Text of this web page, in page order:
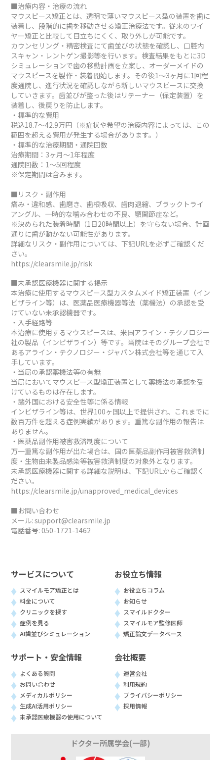
■治療内容・治療の流れ
マウスピース矯正とは、透明で薄いマウスピース型の装置を歯に
装着し、段階的に歯を移動させる矯正治療法です。従来のワイ
ヤー矯正と比較して目立ちにくく、取り外しが可能です。
カウンセリング・精密検査にて歯並びの状態を確認し、口腔内
スキャン・レントゲン撮影等を行います。検査結果をもとに3D
シミュレーションで歯の移動計画を立案し、オーダーメイドの
マウスピースを製作・装着開始します。その後1～3ヶ月に1回程
度通院し、進行状況を確認しながら新しいマウスピースに交換
していきます。歯並びが整った後はリテーナー（保定装置）を
装着し、後戻りを防止します。
・標準的な費用
税込18.7～42.9万円（※症状や希望の治療内容によっては、この
範囲を超える費用が発生する場合があります。）
・標準的な治療期間・通院回数
治療期間：3ヶ月～1年程度
通院回数：1～5回程度
※保定期間は含みます。
■リスク・副作用
痛み・違和感、歯磨き、歯根吸収、歯肉退縮、ブラックトライ
アングル、一時的な噛み合わせの不良、顎関節症など。
※決められた装着時間（1日20時間以上）を守らない場合、計画
通りに歯が動かない可能性があります。
詳細なリスク・副作用については、下記URLを必ずご確認くだ
さい。
https://clearsmile.jp/risk
■未承認医療機器に関する掲示
本治療に使用するマウスピース型カスタムメイド矯正装置（イン
ビザライン等）は、医薬品医療機器等法（薬機法）の承認を受
けていない未承認機器です。
・入手経路等
本治療に使用するマウスピースは、米国アライン・テクノロジー
社の製品（インビザライン）等です。当院はそのグループ会社で
あるアライン・テクノロジー・ジャパン株式会社等を通じて入
手しています。
・当局の承認薬機法等の有無
当局においてマウスピース型矯正装置として薬機法の承認を受
けているものは存在します。
・諸外国における安全性等に係る情報
インビザライン等は、世界100ヶ国以上で提供され、これまでに
数百万件を超える症例実績があります。重篤な副作用の報告は
ありません。
・医薬品副作用被害救済制度について
万一重篤な副作用が出た場合は、国の医薬品副作用被害救済制
度・生物由来製品感染等被害救済制度の対象外となります。
未承認医療機器に関する詳細な説明は、下記URLからご確認く
ださい。
https://clearsmile.jp/unapproved_medical_devices
■お問い合わせ
メール: support@clearsmile.jp
電話番号: 050-1721-1462
サービスについて
スマイルモア矯正とは
料金について
クリニックを探す
症例を見る
AI歯並びシミュレーション
お役立ち情報
お役立ちコラム
お知らせ
スマイルドクター
スマイルモア監修医師
矯正論文データベース
サポート・安全情報
よくある質問
お問い合わせ
メディカルポリシー
生成AI活用ポリシー
未承認医療機器の使用について
会社概要
運営会社
利用規約
プライバシーポリシー
採用情報
ドクター所属学会(一部)